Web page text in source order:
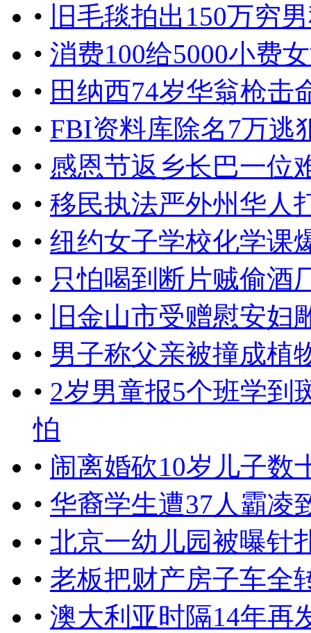
•
旧毛毯拍出150万穷
• 消费100给5000小费
• 田纳西74岁华翁枪击
• FBI资料库除名7万逃
• 感恩节返乡长巴一位
• 移民执法严外州华人
• 纽约女子学校化学课
• 只怕喝到断片贼偷酒
•
旧金山市受赠慰安
• 男子称父亲被撞成植
• 2岁男童报5个班学到
怕
• 闹离婚砍10岁儿子数
• 华裔学生遭37人霸凌
• 北京一幼儿园被曝针
• 老板把财产房子车全
• 澳大利亚时隔14年再